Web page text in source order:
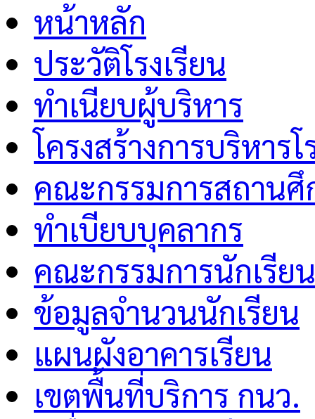
หน้าหลัก
ประวัติโรงเรียน
ทำเนียบผู้บริหาร
โครงสร้างการบริหารโ
คณะกรรมการสถาน
ทำเบียบบุคลากร
คณะกรรมการนักเรียน
ข้อมูลจำนวนนักเรียน
แผนผังอาคารเรียน
เขตพื้นที่บริการ กนว.